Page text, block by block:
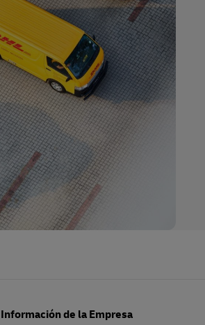
Información de la Empresa